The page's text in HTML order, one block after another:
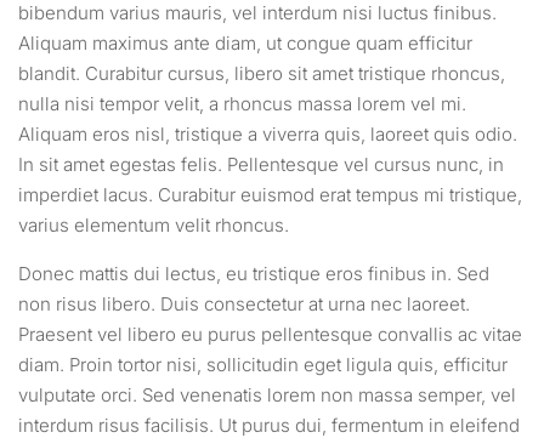
bibendum varius mauris, vel interdum nisi luctus finibus.
Aliquam maximus ante diam, ut congue quam efficitur
blandit. Curabitur cursus, libero sit amet tristique rhoncus,
nulla nisi tempor velit, a rhoncus massa lorem vel mi.
Aliquam eros nisl, tristique a viverra quis, laoreet quis odio.
In sit amet egestas felis. Pellentesque vel cursus nunc, in
imperdiet lacus. Curabitur euismod erat tempus mi tristique,
varius elementum velit rhoncus.
Donec mattis dui lectus, eu tristique eros finibus in. Sed
non risus libero. Duis consectetur at urna nec laoreet.
Praesent vel libero eu purus pellentesque convallis ac vitae
diam. Proin tortor nisi, sollicitudin eget ligula quis, efficitur
vulputate orci. Sed venenatis lorem non massa semper, vel
interdum risus facilisis. Ut purus dui, fermentum in eleifend